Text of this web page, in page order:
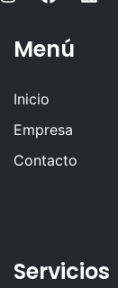
Menú
Inicio
Empresa
Contacto
Servicios